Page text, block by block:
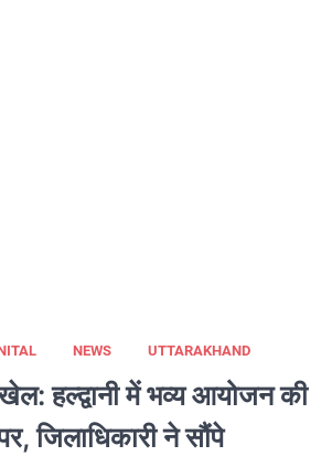
NEWS UTTARAKHAND
हल्द्वानी में भव्य आयोजन की
जिलाधिकारी ने सौंपे